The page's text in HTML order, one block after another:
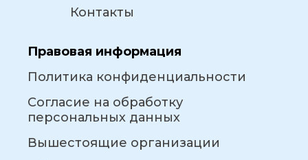
Контакты
Правовая информация
Политика конфиденциальности
Согласие на обработку
персональных данных
Вышестоящие организации